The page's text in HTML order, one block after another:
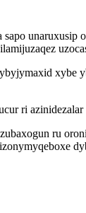
ri
ru